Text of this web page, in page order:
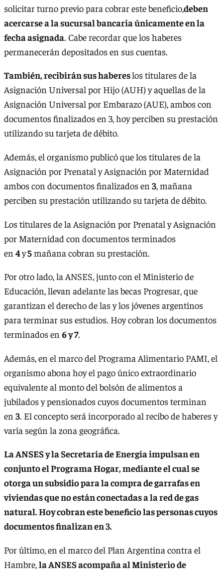
solicitar turno previo para cobrar este beneficio,deben
acercarse a la sucursal bancaria únicamente en la
fecha asignada. Cabe recordar que los haberes
permanecerán depositados en sus cuentas.
También, recibirán sus habereslos titulares de la
Asignación Universal por Hijo (AUH) y aquellas de la
Asignación Universal por Embarazo (AUE), ambos con
documentos finalizados en 3, hoy perciben su prestación
utilizando su tarjeta de débito.
Además, el organismo publicó que los titulares de la
Asignación por Prenatal y Asignación por Maternidad
ambos con documentos finalizados en 3, mañana
perciben su prestación utilizando su tarjeta de débito.
Los titulares de la Asignación por Prenatal y Asignación
por Maternidad con documentos terminados
en 4y5mañana cobran su prestación.
Por otro lado, la ANSES, junto con el Ministerio de
Educación, llevan adelante las becas Progresar, que
garantizan el derecho de las y los jóvenes argentinos
para terminar sus estudios. Hoy cobran los documentos
terminados en 6 y 7.
Además, en el marco del Programa Alimentario PAMI, el
organismo abona hoy el pago único extraordinario
equivalente al monto del bolsón de alimentos a
jubilados y pensionados cuyos documentos terminan
en 3. El concepto será incorporado al recibo de haberes y
varía según la zona geográfica.
La ANSES y la Secretaría de Energía impulsan en
conjunto el Programa Hogar, mediante el cual se
otorga un subsidio para la compra de garrafas en
viviendas que no están conectadas a la red de gas
natural. Hoy cobran este beneficio las personas cuyos
documentos finalizan en 3.
Por último, en el marco del Plan Argentina contra el
Hambre,la ANSES acompaña al Ministerio de